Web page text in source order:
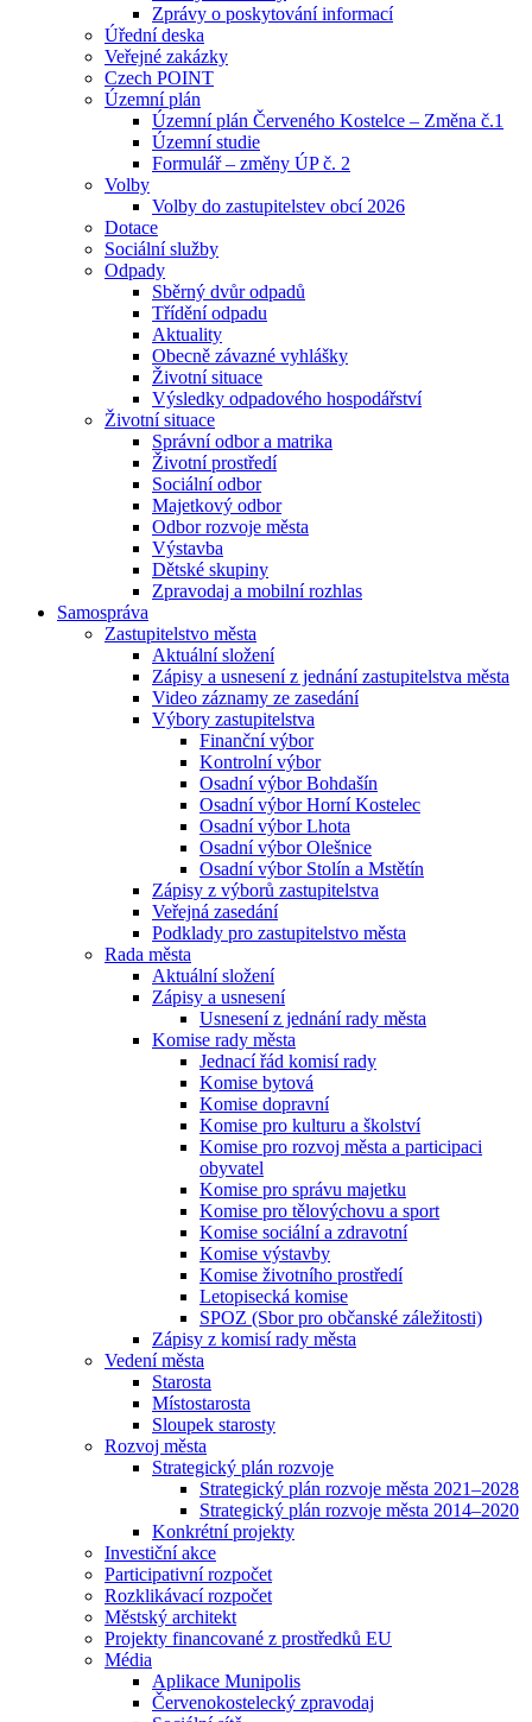
Zprávy o poskytování informací
Úřední deska
Veřejné zakázky
Czech POINT
Územní plán
Územní plán Červeného Kostelce – Změna č.1
Územní studie
Formulář – změny ÚP č. 2
Volby
Volby do zastupitelstev obcí 2026
Dotace
Sociální služby
Odpady
Sběrný dvůr odpadů
Třídění odpadu
Aktuality
Obecně závazné vyhlášky
Životní situace
Výsledky odpadového hospodářství
Životní situace
Správní odbor a matrika
Životní prostředí
Sociální odbor
Majetkový odbor
Odbor rozvoje města
Výstavba
Dětské skupiny
Zpravodaj a mobilní rozhlas
Samospráva
Zastupitelstvo města
Aktuální složení
Zápisy a usnesení z jednání zastupitelstva města
Video záznamy ze zasedání
Výbory zastupitelstva
Finanční výbor
Kontrolní výbor
Osadní výbor Bohdašín
Osadní výbor Horní Kostelec
Osadní výbor Lhota
Osadní výbor Olešnice
Osadní výbor Stolín a Mstětín
Zápisy z výborů zastupitelstva
Veřejná zasedání
Podklady pro zastupitelstvo města
Rada města
Aktuální složení
Zápisy a usnesení
Usnesení z jednání rady města
Komise rady města
Jednací řád komisí rady
Komise bytová
Komise dopravní
Komise pro kulturu a školství
Komise pro rozvoj města a participaci
obyvatel
Komise pro správu majetku
Komise pro tělovýchovu a sport
Komise sociální a zdravotní
Komise výstavby
Komise životního prostředí
Letopisecká komise
SPOZ (Sbor pro občanské záležitosti)
Zápisy z komisí rady města
Vedení města
Starosta
Místostarosta
Sloupek starosty
Rozvoj města
Strategický plán rozvoje
Strategický plán rozvoje města 2021–2028
Strategický plán rozvoje města 2014–2020
Konkrétní projekty
Investiční akce
Participativní rozpočet
Rozklikávací rozpočet
Městský architekt
Projekty financované z prostředků EU
Média
Aplikace Munipolis
Červenokostelecký zpravodaj